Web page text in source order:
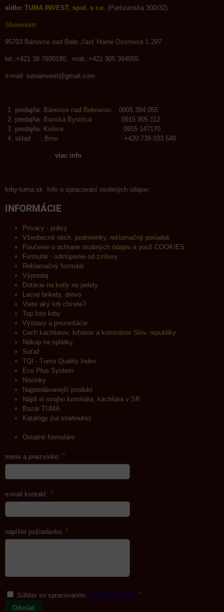
sídlo: TUMA INVEST, spol. s r.o. (Partizánska 300/32)
Showroom:
95703 Bánovce nad Bebr.,časť Horné Ozorovce č.297
tel.:+421 38 7600180, mob.:+421 905 394055
e-mail: tumainvest@gmail.com
predajňa: Bánovce nad Bebravou 0905 394 055
predajňa: Banská Bystrica 0915 905 112
predajňa: Košice 0915 147170
sklad : Brno +420 739 033 548
viac info
krby-tuma.sk Info o spracovaní osobných údajov.
INFORMÁCIE
Privacy - policy
Všeobecné obch. podmienky, reklamačný poriadok
Poučenie o ochrane osobných údajov a použ.COOKIES
Formulár - odstúpenie od zmluvy
Reklamačný formulár
Výpredaj
Dotácie na kotly na pelety
Lacné brikety, drevo
Viete aký krb chcete?
Top foto krby
Výstavy a prezentácie
Cech kachliarov, krbárov a kominárov Slov. republiky
Nákup na splátky
Súťaž
TQI - Tuma Quality Index
Eco Plus System
Novinky
Najpredávanejší produkt
Nájdi si svojho kominára, kachliara v SR
Bazár TUMA
Katalógy (na stiahnutie)
Ostatné formuláre
meno a priezvisko: *
e-mail kontakt: *
napíšte požiadavku: *
Súhlas so spracovaním osobných údajov *
Odoslať